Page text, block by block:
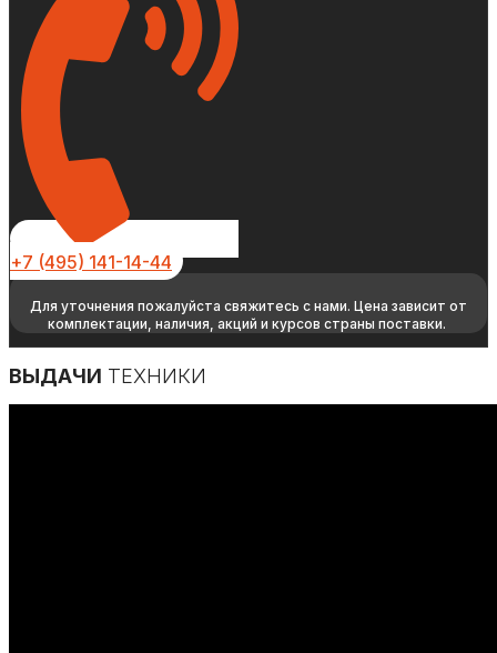
+7 (495) 141-14-44
Для уточнения пожалуйста свяжитесь с нами. Цена зависит от
комплектации, наличия, акций и курсов страны поставки.
ВЫДАЧИ ТЕХНИКИ